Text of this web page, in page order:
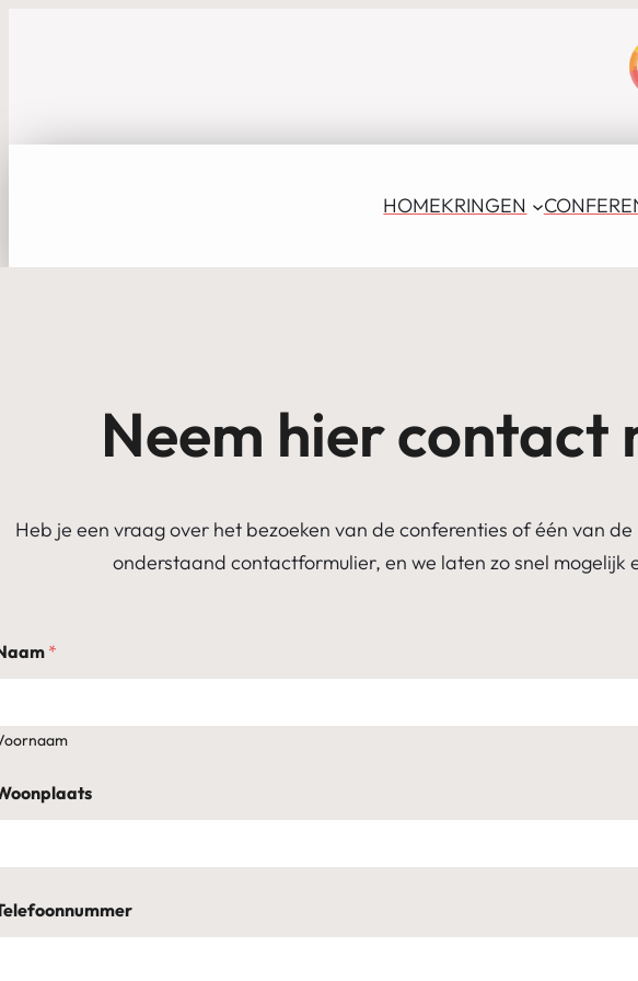
HOMEKRINGEN
Neem hier contact
Heb je een vraag over het bezoeken van de conferenties of één van
onderstaand contactformulier, en we laten zo snel mogelijk
*